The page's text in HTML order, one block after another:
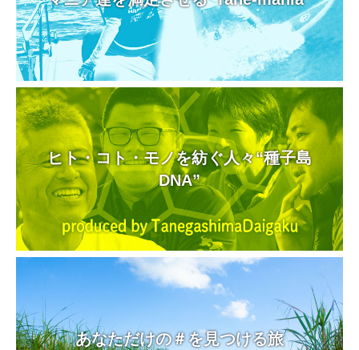
ヒト・コト・モノを紡ぐ人々“種子島
DNA”
あなただけの＃を見つける旅